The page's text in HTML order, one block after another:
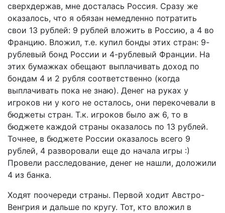
сверхдержав, мне досталась Россия. Сразу же
оказалось, что я обязан немедленно потратить
свои 13 рублей: 9 рублей вложить в Россию, а 4 во
Францию. Вложил, т.е. купил бонды этих стран: 9-
рублевый бонд России и 4-рублевый Франции. На
этих бумажках обещают выплачивать доход по
бондам 4 и 2 рубля соответственно (когда
выплачивать пока не знаю). Денег на руках у
игроков ни у кого не осталось, они перекочевали в
бюджеты стран. Т.к. игроков было аж 6, то в
бюджете каждой страны оказалось по 13 рублей.
Точнее, в бюджете России оказалось всего 9
рублей, 4 разворовали еще до начала игры :)
Провели расследование, денег не нашли, доложили
4 из банка.
Ходят поочереди страны. Первой ходит Австро-
Венгрия и дальше по кругу. Тот, кто вложил в